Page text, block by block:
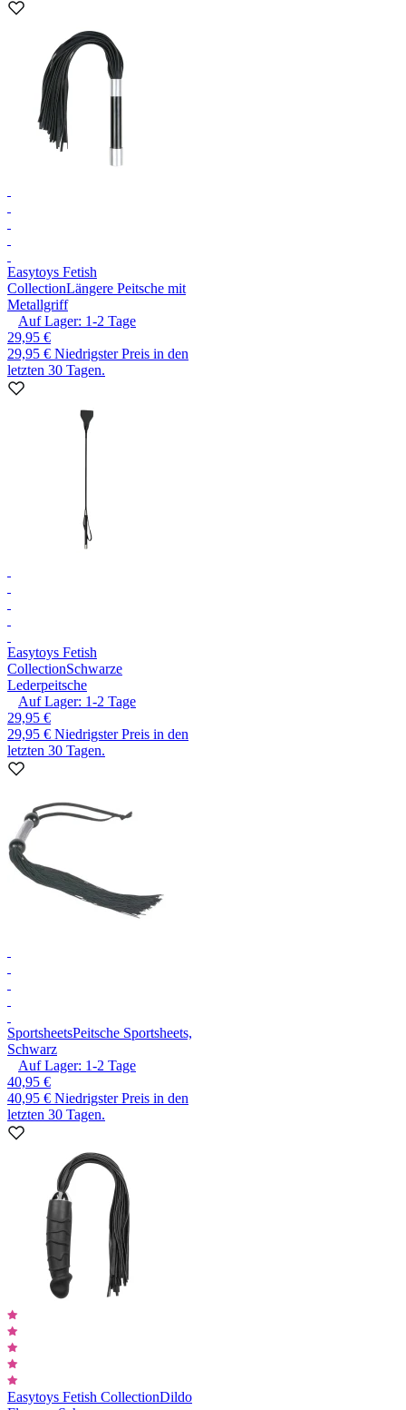
Easytoys Fetish
CollectionLängere Peitsche mit
Metallgriff
Auf Lager: 1-2 Tage
29,95 €
29,95 € Niedrigster Preis in den
letzten 30 Tagen.
Easytoys Fetish
CollectionSchwarze
Lederpeitsche
Auf Lager: 1-2 Tage
29,95 €
29,95 € Niedrigster Preis in den
letzten 30 Tagen.
SportsheetsPeitsche Sportsheets,
Schwarz
Auf Lager: 1-2 Tage
40,95 €
40,95 € Niedrigster Preis in den
letzten 30 Tagen.
Easytoys Fetish CollectionDildo